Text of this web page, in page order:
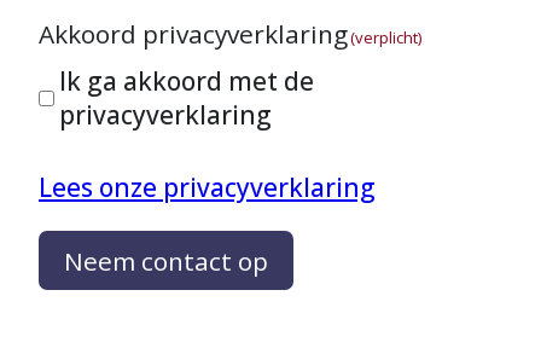
Akkoord privacyverklaring(verplicht)
Ik ga akkoord met de
privacyverklaring
Lees onze privacyverklaring
Neem contact op